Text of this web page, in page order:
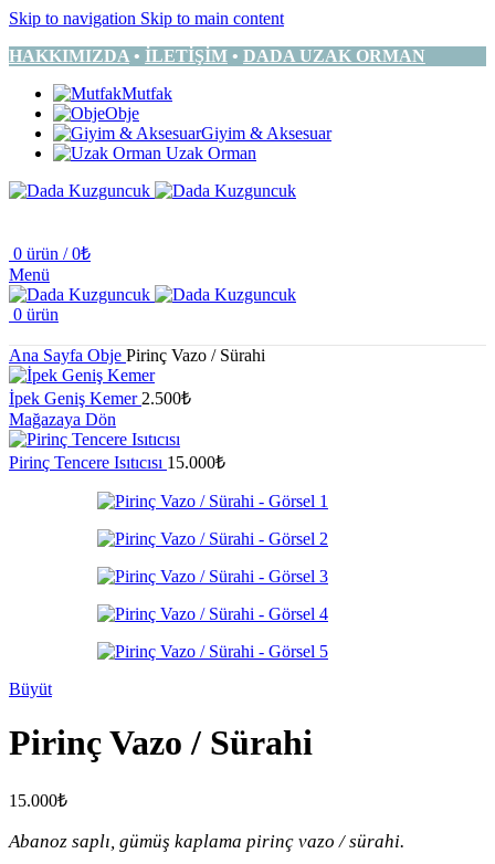
Skip to navigation Skip to main content
HAKKIMIZDA • İLETİŞİM • DADA UZAK ORMAN
Mutfak
Obje
Giyim & Aksesuar
Uzak Orman
0 ürün / 0₺
Menü
0 ürün
Ana Sayfa Obje Pirinç Vazo / Sürahi
İpek Geniş Kemer 2.500₺
Mağazaya Dön
Pirinç Tencere Isıtıcısı 15.000₺
Büyüt
Pirinç Vazo / Sürahi
15.000₺
Abanoz saplı, gümüş kaplama pirinç vazo / sürahi.